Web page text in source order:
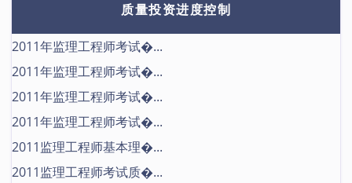
质量投资进度控制
2011年监理工程师考试�...
2011年监理工程师考试�...
2011年监理工程师考试�...
2011年监理工程师考试�...
2011监理工程师基本理�...
2011监理工程师考试质�...